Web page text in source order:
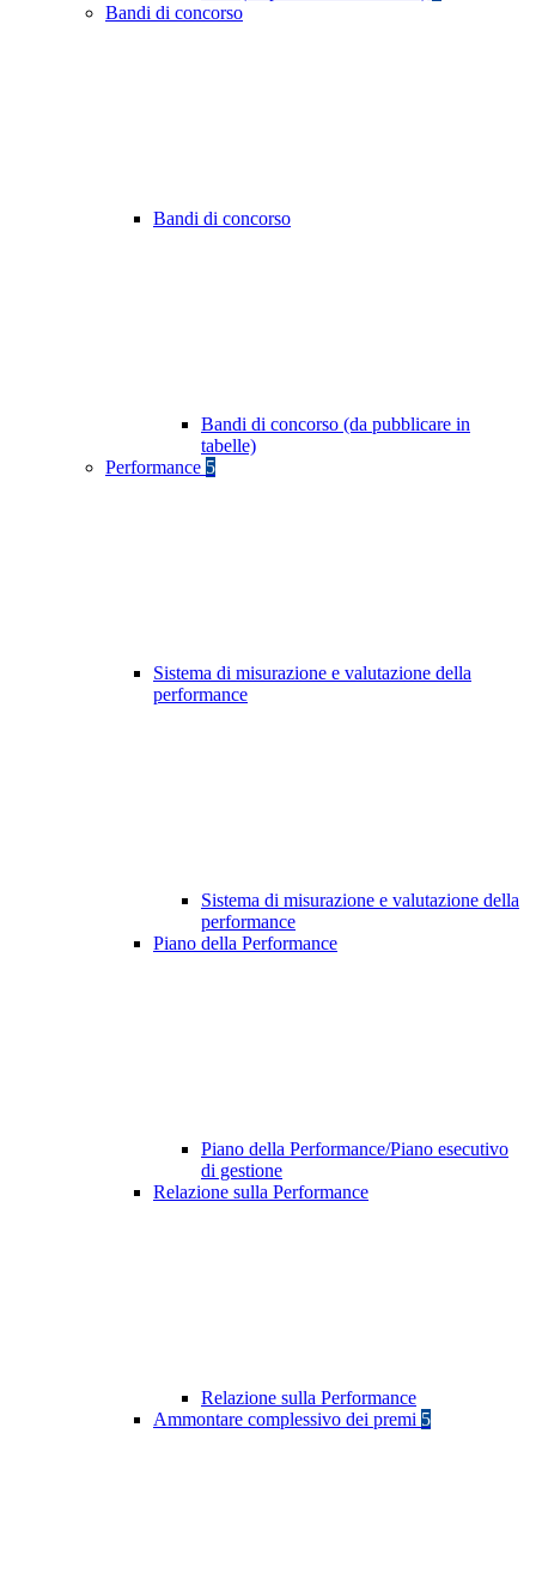
Bandi di concorso
Bandi di concorso
Bandi di concorso (da pubblicare in
tabelle)
Performance 5
Sistema di misurazione e valutazione della
performance
Sistema di misurazione e valutazione della
performance
Piano della Performance
Piano della Performance/Piano esecutivo
di gestione
Relazione sulla Performance
Relazione sulla Performance
Ammontare complessivo dei premi 5